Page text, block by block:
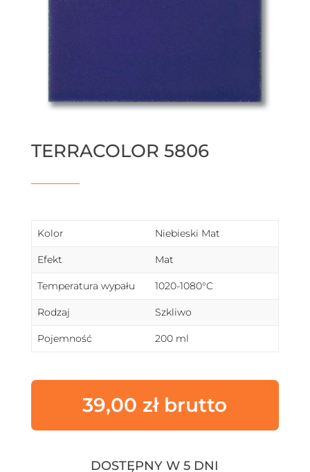
TERRACOLOR 5806
Kolor Niebieski Mat
Efekt Mat
Temperatura wypału 1020-1080°C
Rodzaj Szkliwo
Pojemność 200 ml
39,00 zł
DOSTĘPNY W 5 DNI